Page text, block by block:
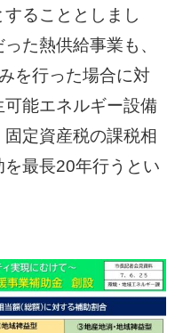
ることとしまし
た熱供給事業も、
を行った場合に対
能エネルギー設備
定資産税の課税相
最長20年行うとい